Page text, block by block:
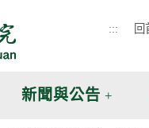
::: 回
新聞與公告